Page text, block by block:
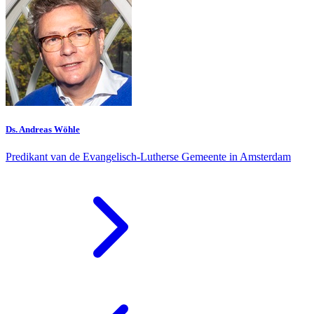
Ds. Andreas Wöhle
Predikant van de Evangelisch-Lutherse Gemeente in Amsterdam